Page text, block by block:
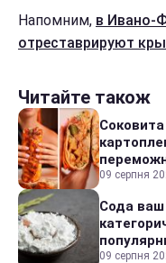
Напомним, в Ивано-
отреставрируют
Читайте також
09 серпня
Сода ваш
09 серпня